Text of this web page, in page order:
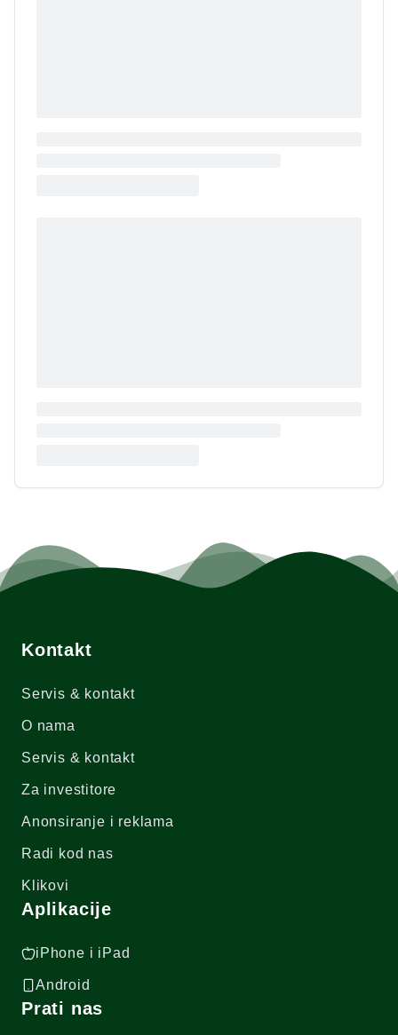
Kontakt
Servis & kontakt
O nama
Servis & kontakt
Za investitore
Anonsiranje i reklama
Radi kod nas
Klikovi
Aplikacije
iPhone i iPad
Android
Prati nas